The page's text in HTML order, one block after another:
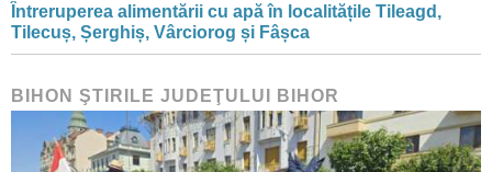
Întreruperea alimentării cu apă în localitățile Tileagd,
Tilecuș, Șerghiș, Vârciorog și Fâșca
BIHON ŞTIRILE JUDEŢULUI BIHOR